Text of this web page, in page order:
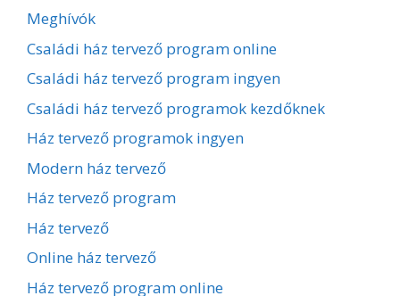
Meghívók
Családi ház tervező program online
Családi ház tervező program ingyen
Családi ház tervező programok kezdőknek
Ház tervező programok ingyen
Modern ház tervező
Ház tervező program
Ház tervező
Online ház tervező
Ház tervező program online